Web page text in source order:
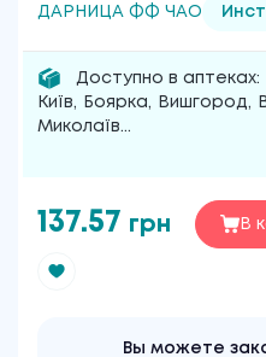
ДАРНИЦА ФФ ЧАО
Доступно в аптеках:
Київ, Боярка, Вишгород,
Миколаїв...
137.57 грн В
Вы можете